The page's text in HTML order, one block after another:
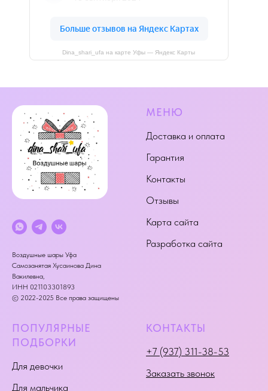
Dina_shari_ufa на карте Уфы — Яндекс Карты
Воздушные шары Уфа
Самозанятая Хусаинова Дина
Вакилевна,
ИНН 021103301893
© 2022-2025 Все права защищены
МЕНЮ
Доставка и оплата
Гарантия
Контакты
Отзывы
Карта сайта
Разработка сайта
ПОПУЛЯРНЫЕ
ПОДБОРКИ
Для девочки
Для мальчика
КОНТАКТЫ
+7 (937) 311-38-53
Заказать звонок